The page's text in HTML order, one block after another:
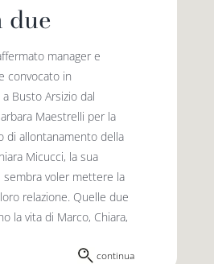
due
manager e
convocato in
Busto Arsizio dal
Maestrelli per la
di allontanamento della
Micucci, la sua
sembra voler mettere la
relazione. Quelle due
la vita di Marco, Chiara,
continua